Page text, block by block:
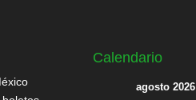
Calendario
agosto 2026